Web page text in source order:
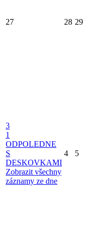
27 28 29
3
1
ODPOLEDNE
S
DESKOVKAMI
Zobrazit všechny
záznamy ze dne
4 5